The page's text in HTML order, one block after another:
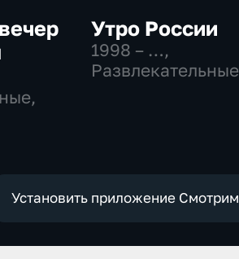
Утро России
1998 – …,
Развлекательные
Установить приложение Смотрим